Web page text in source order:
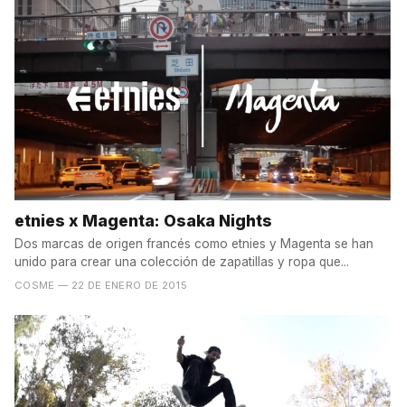
etnies x Magenta: Osaka Nights
Dos marcas de origen francés como etnies y Magenta se han
unido para crear una colección de zapatillas y ropa que...
COSME — 22 DE ENERO DE 2015